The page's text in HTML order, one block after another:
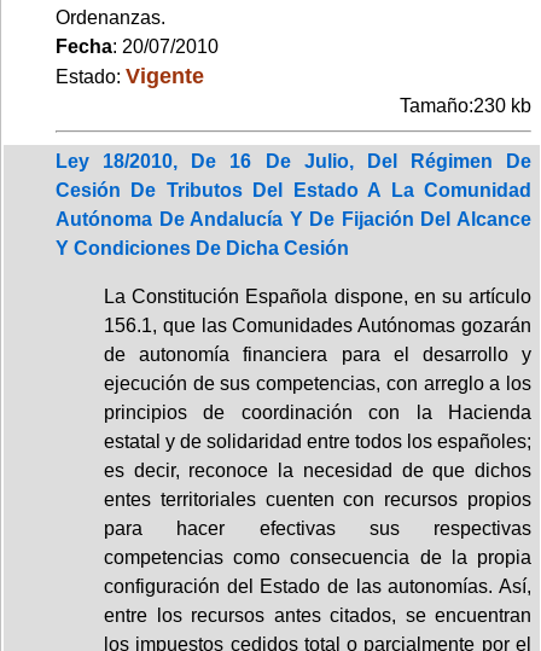
Ordenanzas.
Fecha: 20/07/2010
Estado: Vigente
Tamaño:230 kb
Ley 18/2010, De 16 De Julio, Del Régimen De
Cesión De Tributos Del Estado A La Comunidad
Autónoma De Andalucía Y De Fijación Del Alcance
Y Condiciones De Dicha Cesión
La Constitución Española dispone, en su artículo
156.1, que las Comunidades Autónomas gozarán
de autonomía financiera para el desarrollo y
ejecución de sus competencias, con arreglo a los
principios de coordinación con la Hacienda
estatal y de solidaridad entre todos los españoles;
es decir, reconoce la necesidad de que dichos
entes territoriales cuenten con recursos propios
para hacer efectivas sus respectivas
competencias como consecuencia de la propia
configuración del Estado de las autonomías. Así,
entre los recursos antes citados, se encuentran
los impuestos cedidos total o parcialmente por el